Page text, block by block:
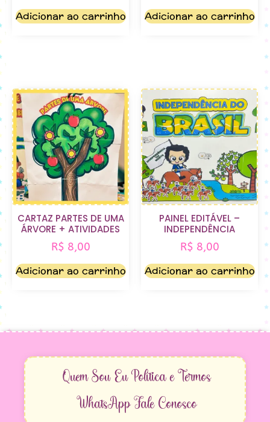
Adicionar ao carrinho Adicionar ao carrinho
CARTAZ PARTES DE UMA
ÁRVORE + ATIVIDADES
R$ 8,00
Adicionar ao carrinho
PAINEL EDITÁVEL –
INDEPENDÊNCIA
R$ 8,00
Adicionar ao carrinho
Quem Sou EuPolítica e Termos
WhatsAppFale Conosco